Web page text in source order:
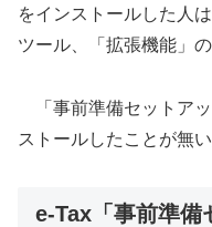
をインストールした人
ツール、「拡張機能」
「事前準備セットア
ストールしたことが無
e-Tax「事前準備